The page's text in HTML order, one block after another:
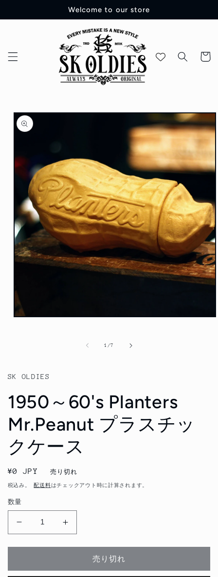
進む
Welcome to our store
ー
商品情
報にス
キップ
デ
(1)
を
く
1 /の
7
SK OLDIES
1950～60's Planters
Mr.Peanut プラスチッ
クケース
通
常
格
¥0 JPY 売り切れ
税込み。配送料はチェックアウト時に計算されます。
数量
60&#39;s
Mr.Peanut
1950
60&#39;s
Planters
Mr.Peanut
売り切れ